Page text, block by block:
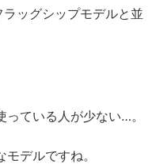
ッグシップモデルと並
っている人が少ない…。
デルですね。